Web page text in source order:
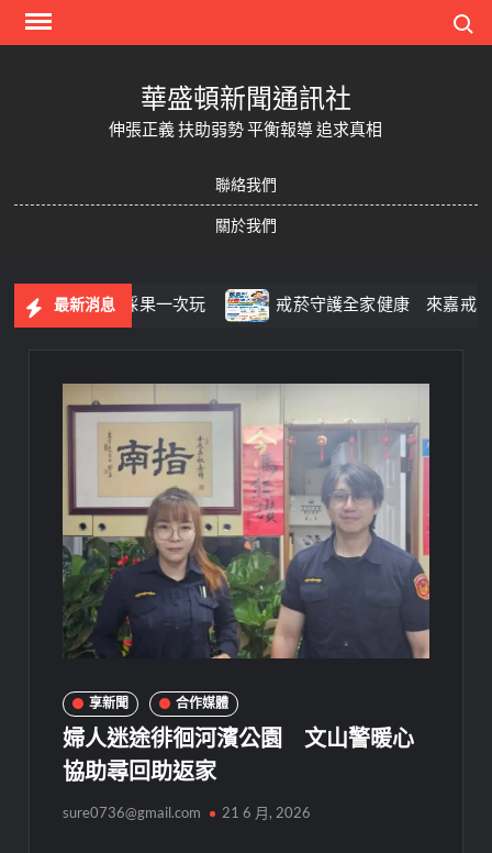
Skip
華盛頓新聞通訊社
伸張正義 扶助弱勢 平衡報導 追求真相
聯絡我們
關於我們
最新消息
、咖啡到採果一次玩 戒菸守護全家健康 來嘉戒菸好
享新聞 合作媒體
婦人迷途徘徊河濱公園 文山警暖心
協助尋回助返家
sure0736@gmail.com 21 6 月, 2026